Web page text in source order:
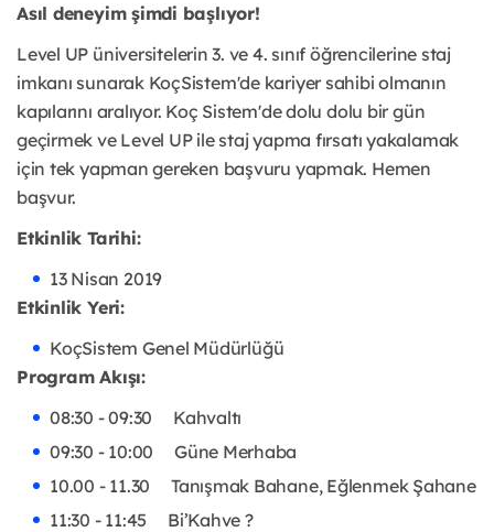
Asıl deneyim şimdi başlıyor!
Level UP üniversitelerin 3. ve 4. sınıf öğrencilerine staj
imkanı sunarak KoçSistem'de kariyer sahibi olmanın
kapılarını aralıyor. Koç Sistem'de dolu dolu bir gün
geçirmek ve Level UP ile staj yapma fırsatı yakalamak
için tek yapman gereken başvuru yapmak. Hemen
başvur.
Etkinlik Tarihi:
13 Nisan 2019
Etkinlik Yeri:
KoçSistem Genel Müdürlüğü
Program Akışı:
08:30 - 09:30 Kahvaltı
09:30 - 10:00 Güne Merhaba
10.00 - 11.30 Tanışmak Bahane, Eğlenmek Şahane
11:30 - 11:45 Bi’Kahve ?